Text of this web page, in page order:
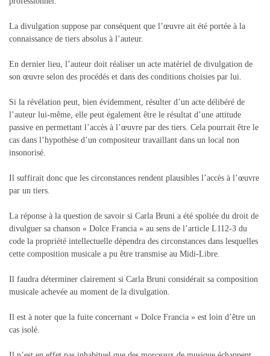
La divulgation suppose par conséquent que l’œuvre ait été portée à la
connaissance de tiers absolus à l’auteur.
En dernier lieu, l’auteur doit réaliser un acte matériel de divulgation de
son œuvre selon des procédés et dans des conditions choisies par lui.
Si la révélation peut, bien évidemment, résulter d’un acte délibéré de
l’auteur lui-même, elle peut également être le résultat d’une attitude
passive en permettant l’accès à l’œuvre par des tiers. Cela pourrait être le
cas dans l’hypothèse d’un compositeur travaillant dans un local non
insonorisé.
Il suffirait donc que les circonstances rendent plausibles l’accès à l’œuvre
par un tiers.
La réponse à la question de savoir si Carla Bruni a été spoliée du droit de
divulguer sa chanson « Dolce Francia » au sens de l’article L112-3 du
code la propriété intellectuelle dépendra des circonstances dans lesquelles
cette composition musicale a pu être transmise au Midi-Libre.
Il faudra déterminer clairement si Carla Bruni considérait sa composition
musicale achevée au moment de la divulgation.
Il est à noter que la fuite concernant « Dolce Francia » est loin d’être un
cas isolé.